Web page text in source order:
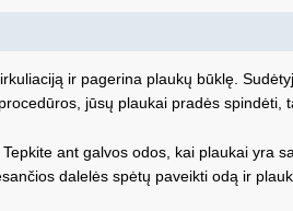
ir pagerina plaukų būklę.
jūsų plaukai pradės spindėti,
ant galvos odos, kai plaukai yra
dalelės spėtų paveikti odą ir